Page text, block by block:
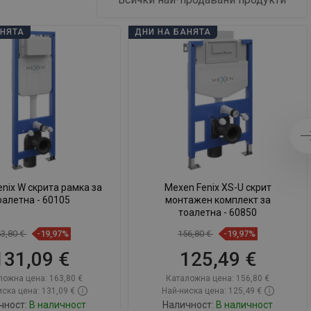
W скрита рамка за
- 60105
€ -19,97%
€
цена: 163,80 €
цена: 131,09 €
В наличност
ДНИ НА БАНЯТА
Mexen Fenix XS-U скрит
монтажен комплект за
тоалетна - 60850
156,80 € -19,97%
125,49 €
Каталожна цена: 156,80 €
Най-ниска цена: 125,49 €
Наличност: В наличност